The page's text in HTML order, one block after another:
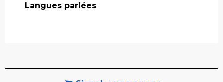
Langues parlées
Langues parlées